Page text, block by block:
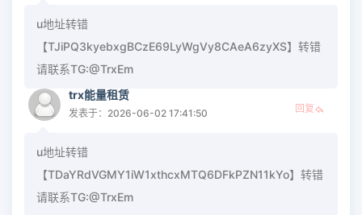
u地址转错
【TJiPQ3kyebxgBCzE69LyWgVy8CAeA6zyXS】转错
请联系TG:@TrxEm
trx能量租赁
发表于：2026-06-02 17:41:50 回复
u地址转错
【TDaYRdVGMY1iW1xthcxMTQ6DFkPZN11kYo】转错
请联系TG:@TrxEm